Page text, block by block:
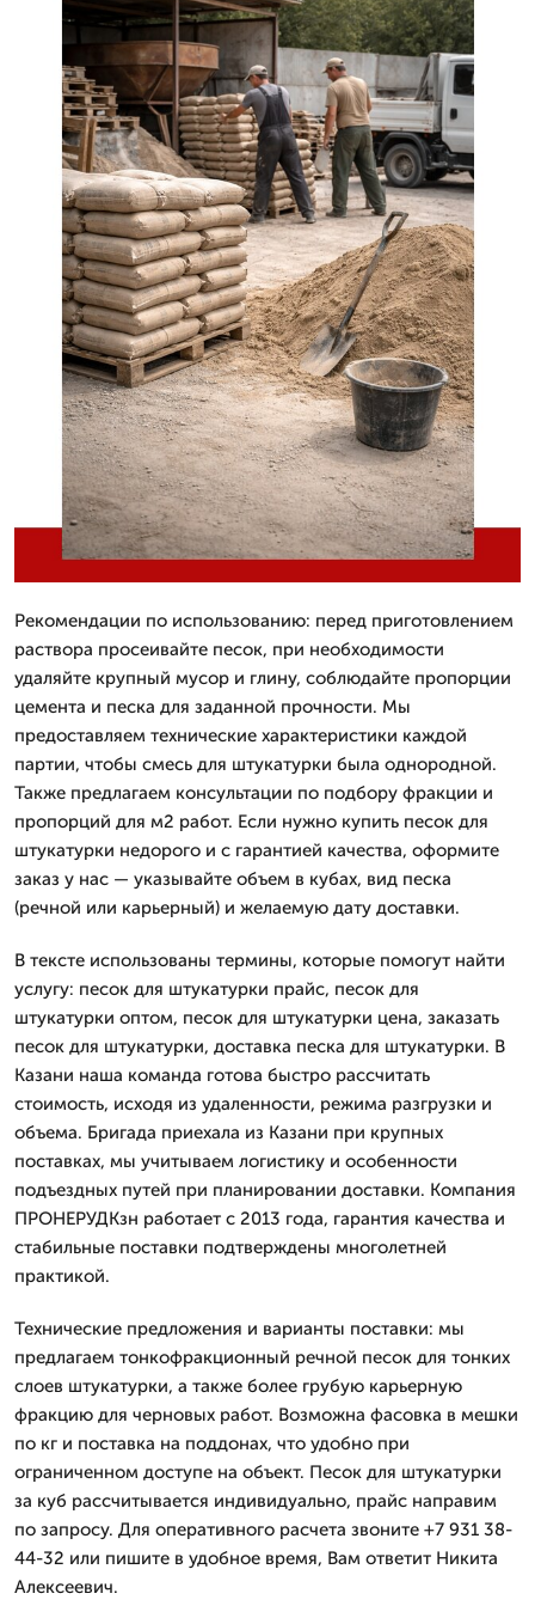
Рекомендации по использованию: перед приготовлением
раствора просеивайте песок, при необходимости
удаляйте крупный мусор и глину, соблюдайте пропорции
цемента и песка для заданной прочности. Мы
предоставляем технические характеристики каждой
партии, чтобы смесь для штукатурки была однородной.
Также предлагаем консультации по подбору фракции и
пропорций для м2 работ. Если нужно купить песок для
штукатурки недорого и с гарантией качества, оформите
заказ у нас — указывайте объем в кубах, вид песка
(речной или карьерный) и желаемую дату доставки.
В тексте использованы термины, которые помогут найти
услугу: песок для штукатурки прайс, песок для
штукатурки оптом, песок для штукатурки цена, заказать
песок для штукатурки, доставка песка для штукатурки. В
Казани наша команда готова быстро рассчитать
стоимость, исходя из удаленности, режима разгрузки и
объема. Бригада приехала из Казани при крупных
поставках, мы учитываем логистику и особенности
подъездных путей при планировании доставки. Компания
ПРОНЕРУДКзн работает с 2013 года, гарантия качества и
стабильные поставки подтверждены многолетней
практикой.
Технические предложения и варианты поставки: мы
предлагаем тонкофракционный речной песок для тонких
слоев штукатурки, а также более грубую карьерную
фракцию для черновых работ. Возможна фасовка в мешки
по кг и поставка на поддонах, что удобно при
ограниченном доступе на объект. Песок для штукатурки
за куб рассчитывается индивидуально, прайс направим
по запросу. Для оперативного расчета звоните +7 931 38-
44-32 или пишите в удобное время, Вам ответит Никита
Алексеевич.